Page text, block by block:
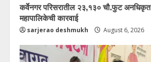
कर्वेनगर परिसरातील २३,१३० चौ.फुट अनधिकृत
महापालिकेची कारवाई
sarjerao deshmukh August 6, 2026